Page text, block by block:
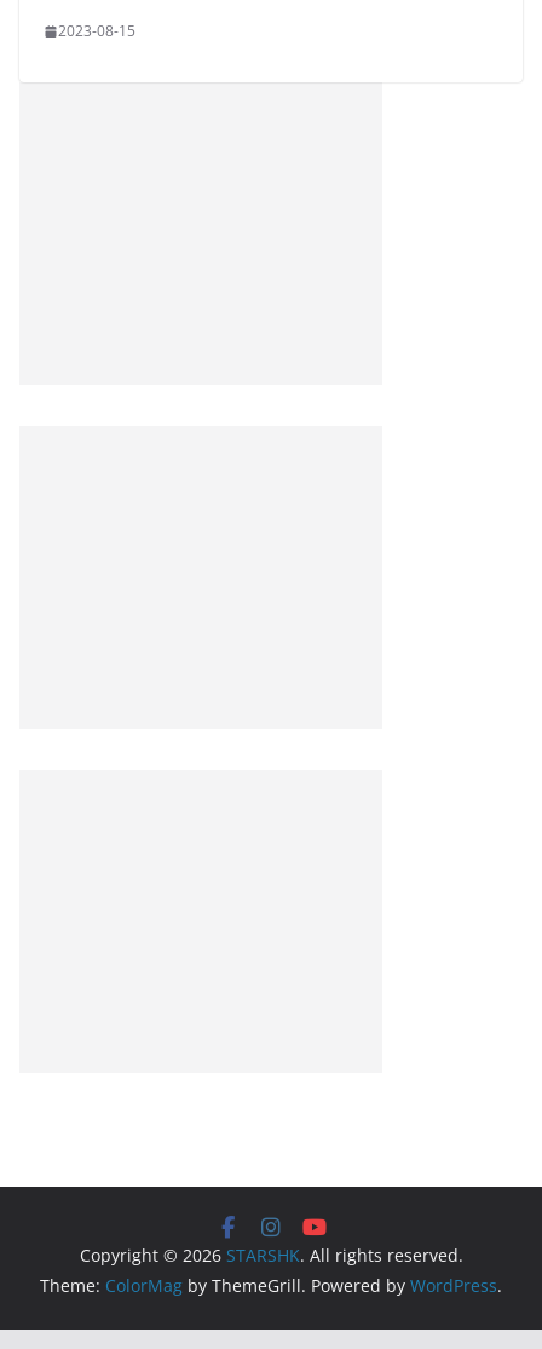
2023-08-15
Copyright © 2026 STARSHK. All rights reserved.
Theme: ColorMag by ThemeGrill. Powered by WordPress.